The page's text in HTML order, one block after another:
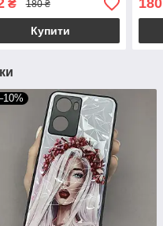
₴ 180 ₴
Купити
180